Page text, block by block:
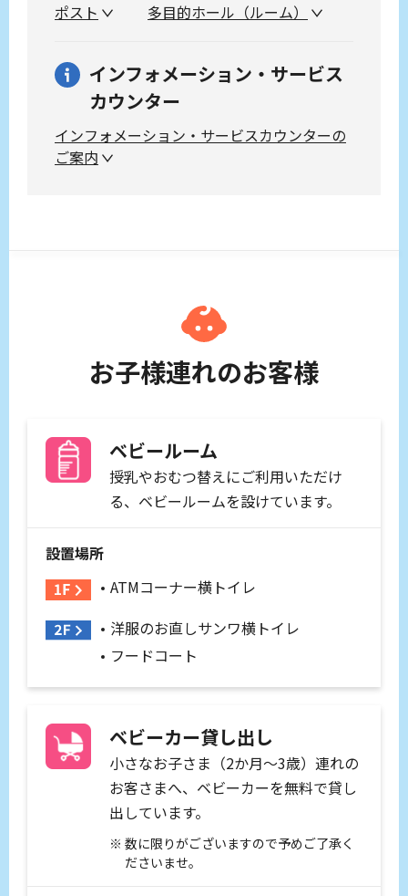
ポスト
多目的ホール（ルーム）
インフォメーション・サービス
カウンター
インフォメーション・サービスカウンターの
ご案内
お子様連れのお客様
ベビールーム
授乳やおむつ替えにご利用いただけ
る、ベビールームを設けています。
設置場所
ATMコーナー横トイレ
洋服のお直しサンワ横トイレ
フードコート
ベビーカー貸し出し
小さなお子さま（2か月～3歳）連れの
お客さまへ、ベビーカーを無料で貸し
出しています。
数に限りがございますので予めご了承く
ださいませ。